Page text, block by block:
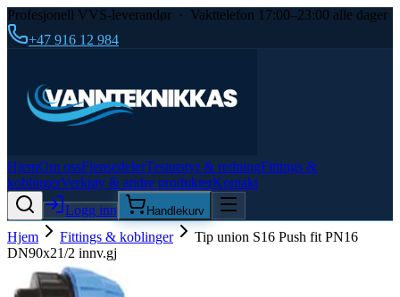
Profesjonell VVS-leverandør · Vakttelefon 17:00–23:00 alle dager
+47 916 12 984
HjemOm ossFlensedelerTestutstyr & redningFittings &
koblingerVerktøy & andre produkterKontakt
Logg inn
Handlekurv
Hjem Fittings & koblinger
Tip union S16 Push fit PN16
DN90x21/2 innv.gj